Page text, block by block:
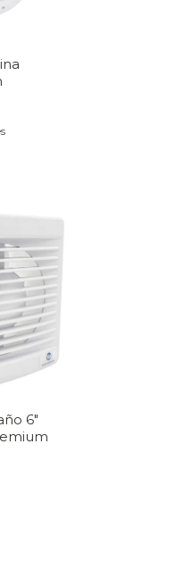
6"